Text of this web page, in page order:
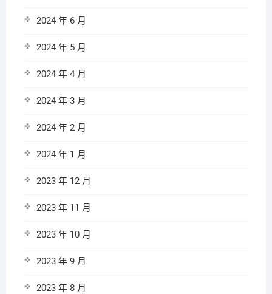
2024 年 6 月
2024 年 5 月
2024 年 4 月
2024 年 3 月
2024 年 2 月
2024 年 1 月
2023 年 12 月
2023 年 11 月
2023 年 10 月
2023 年 9 月
2023 年 8 月